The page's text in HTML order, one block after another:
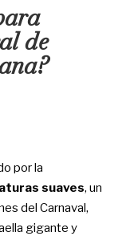
de
por la
suaves, un
del Carnaval,
gigante y